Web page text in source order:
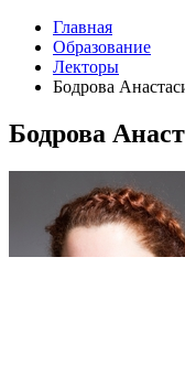
Главная
Образование
Лекторы
Бодрова
Бодрова